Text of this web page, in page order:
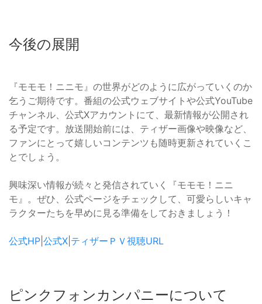
今後の展開
『モモモ！ニニモ』の世界がどのように広がっていくのか
乞うご期待です。番組の公式ウェブサイトや公式YouTube
チャンネル、公式Xアカウントにて、最新情報が公開され
る予定です。放送開始前には、ティザー画像や映像など、
ファンにとって嬉しいコンテンツも随時更新されていくこ
とでしょう。
興味深い情報が続々と発信されていく『モモモ！ニニ
モ』。ぜひ、公式ページをチェックして、可愛らしいキャ
ラクターたちを早めに見る準備をしておきましょう！
公式HP 公式X ティザーＰＶ視聴URL
ピンクフォンカンパニーについて